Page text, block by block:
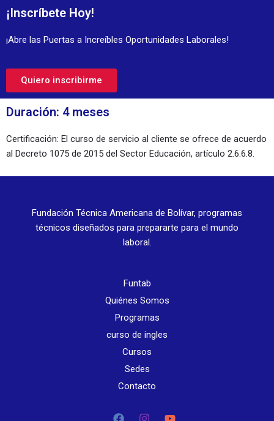
¡Inscríbete Hoy!
¡Abre las Puertas a Increíbles Oportunidades Laborales!
Quiero inscribirme
Duración: 4 meses
Certificación: El curso de servicio al cliente se ofrece de acuerdo
al Decreto 1075 de 2015 del Sector Educación, artículo 2.6.6.8.
Fundación Técnica Americana de Bolívar, programas
técnicos diseñados para prepararte para el mundo
laboral.
Funtab
Quiénes Somos
Programas
curso de ingles
Cursos
Sedes
Contacto